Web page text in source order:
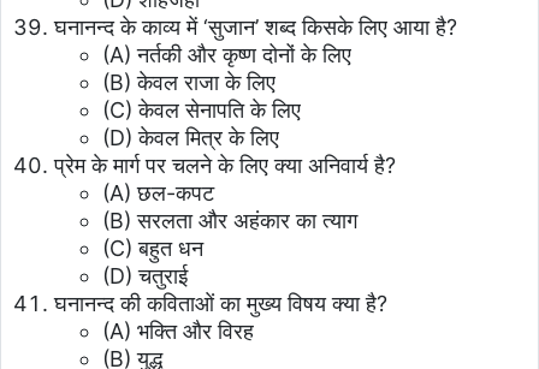
घनानन्द के काव्य में ‘सुजान’ शब्द किसके लिए आया है?
(A) नर्तकी और कृष्ण दोनों के लिए
(B) केवल राजा के लिए
(C) केवल सेनापति के लिए
(D) केवल मित्र के लिए
प्रेम के मार्ग पर चलने के लिए क्या अनिवार्य है?
(A) छल-कपट
(B) सरलता और अहंकार का त्याग
(C) बहुत धन
(D) चतुराई
घनानन्द की कविताओं का मुख्य विषय क्या है?
(A) भक्ति और विरह
(B) युद्ध